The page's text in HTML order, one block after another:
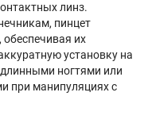
линз.
пинцет
их
установку на
ногтями или
при манипуляциях с